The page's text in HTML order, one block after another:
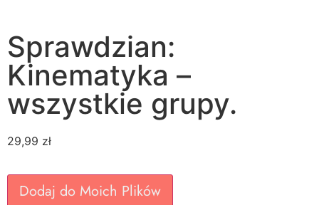
Sprawdzian:
Kinematyka –
wszystkie grupy.
29,99 zł
Dodaj do Moich Plików